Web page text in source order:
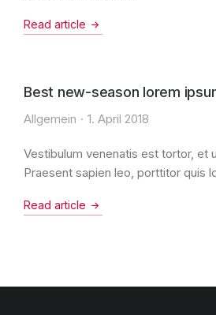
Read article
Best new-season lorem
Allgemein 1. April 2018
Vestibulum venenatis est tortor, et
Praesent sapien leo, porttitor quis
Read article